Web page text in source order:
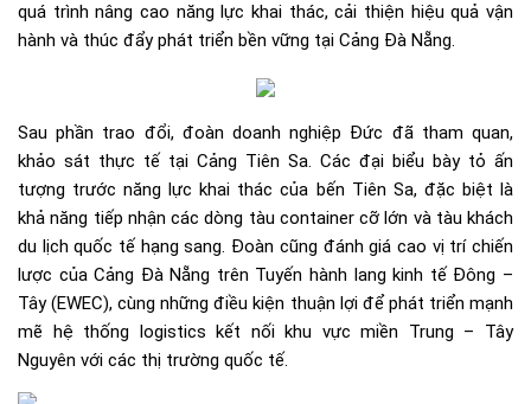
quá trình nâng cao năng lực khai thác, cải thiện hiệu quả vận
hành và thúc đẩy phát triển bền vững tại Cảng Đà Nẵng.
Sau phần trao đổi, đoàn doanh nghiệp Đức đã tham quan,
khảo sát thực tế tại Cảng Tiên Sa. Các đại biểu bày tỏ ấn
tượng trước năng lực khai thác của bến Tiên Sa, đặc biệt là
khả năng tiếp nhận các dòng tàu container cỡ lớn và tàu khách
du lịch quốc tế hạng sang. Đoàn cũng đánh giá cao vị trí chiến
lược của Cảng Đà Nẵng trên Tuyến hành lang kinh tế Đông –
Tây (EWEC), cùng những điều kiện thuận lợi để phát triển mạnh
mẽ hệ thống logistics kết nối khu vực miền Trung – Tây
Nguyên với các thị trường quốc tế.